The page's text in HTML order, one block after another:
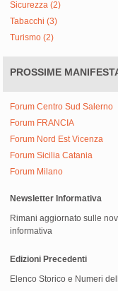
Sicurezza (2)
Tabacchi (3)
Turismo (2)
PROSSIME
Forum Centro Sud Salerno
Forum FRANCIA
Forum Nord Est Vicenza
Forum Sicilia Catania
Forum Milano
Newsletter Informativa
Rimani aggiornato sulle
informativa
Edizioni Precedenti
Elenco Storico e Numeri